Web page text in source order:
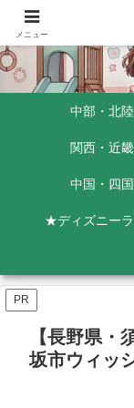
中部・北陸
関西・近畿
中国・四国
★ディズニー
PR
【長野県・
坂市ウィッ
メニュー